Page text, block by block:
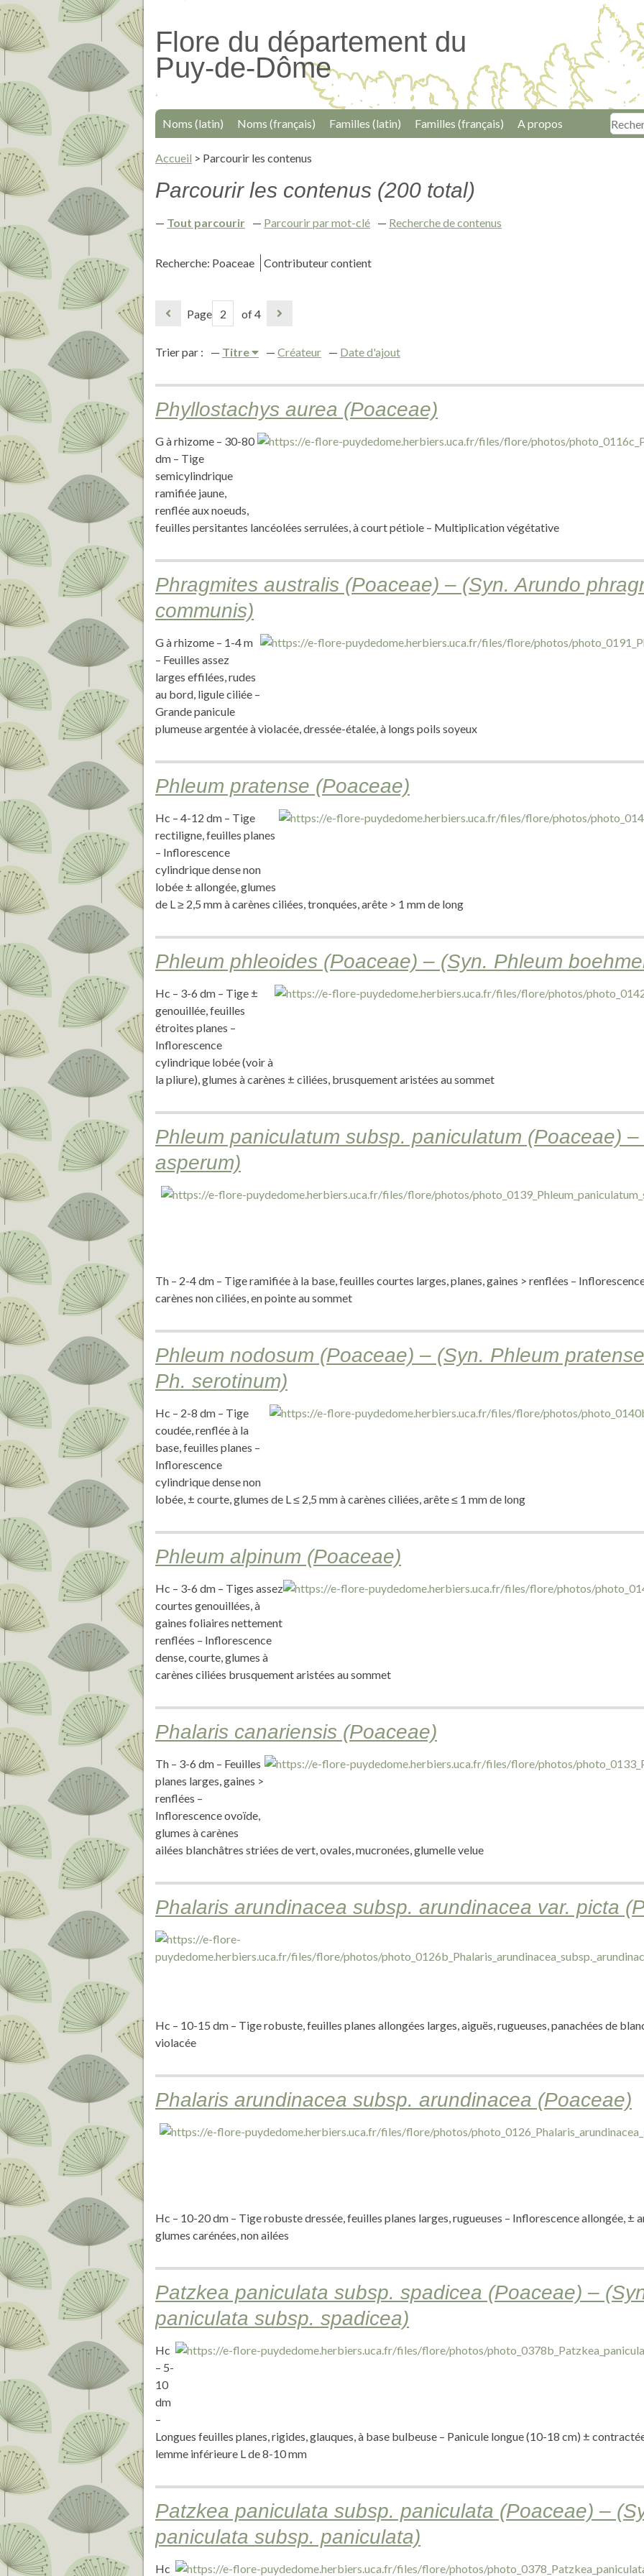
Passer
au
contenu
Flore du département du
Puy-de-Dôme
Noms (latin) Noms (français) Familles (latin) Familles (français) A propos
Accueil > Parcourir les contenus
Parcourir les contenus (200 total)
Tout parcourir Parcourir par mot-clé Recherche de contenus
Recherche: Poaceae Contributeur contient
Page of 4
Trier par : Titre Créateur Date d'ajout
Phyllostachys aurea (Poaceae)
G à rhizome – 30-80
dm – Tige
semicylindrique
ramifiée jaune,
renflée aux noeuds,
feuilles persitantes lancéolées serrulées, à court pétiole – Multiplication végétative
Phragmites australis (Poaceae) – (Syn. Arundo
communis)
G à rhizome – 1-4 m
– Feuilles assez
larges effilées, rudes
au bord, ligule ciliée –
Grande panicule
plumeuse argentée à violacée, dressée-étalée, à longs poils soyeux
Phleum pratense (Poaceae)
Hc – 4-12 dm – Tige
rectiligne, feuilles planes
– Inflorescence
cylindrique dense non
lobée ± allongée, glumes
de L ≥ 2,5 mm à carènes ciliées, tronquées, arête > 1 mm de long
Phleum phleoides (Poaceae) – (Syn. Phleum
Hc – 3-6 dm – Tige ±
genouillée, feuilles
étroites planes –
Inflorescence
cylindrique lobée (voir à
la pliure), glumes à carènes ± ciliées, brusquement aristées au sommet
Phleum paniculatum subsp. paniculatum (Poaceae)
asperum)
Th – 2-4 dm – Tige ramifiée à la base, feuilles courtes larges, planes, gaines > renflées –
carènes non ciliées, en pointe au sommet
Phleum nodosum (Poaceae) – (Syn. Phleum
Ph. serotinum)
Hc – 2-8 dm – Tige
coudée, renflée à la
base, feuilles planes –
Inflorescence
cylindrique dense non
lobée, ± courte, glumes de L ≤ 2,5 mm à carènes ciliées, arête ≤ 1 mm de long
Phleum alpinum (Poaceae)
Hc – 3-6 dm – Tiges assez
courtes genouillées, à
gaines foliaires nettement
renflées – Inflorescence
dense, courte, glumes à
carènes ciliées brusquement aristées au sommet
Phalaris canariensis (Poaceae)
Th – 3-6 dm – Feuilles
planes larges, gaines >
renflées –
Inflorescence ovoïde,
glumes à carènes
ailées blanchâtres striées de vert, ovales, mucronées, glumelle velue
Phalaris arundinacea subsp. arundinacea var. picta
Hc – 10-15 dm – Tige robuste, feuilles planes allongées larges, aiguës, rugueuses, panachées de
violacée
Phalaris arundinacea subsp. arundinacea (Poaceae)
Hc – 10-20 dm – Tige robuste dressée, feuilles planes larges, rugueuses – Inflorescence allongée, ±
glumes carénées, non ailées
Patzkea paniculata subsp. spadicea (Poaceae) –
paniculata subsp. spadicea)
Hc
– 5-
10
dm
–
Longues feuilles planes, rigides, glauques, à base bulbeuse – Panicule longue (10-18 cm) ±
lemme inférieure L de 8-10 mm
Patzkea paniculata subsp. paniculata (Poaceae) –
paniculata subsp. paniculata)
Hc